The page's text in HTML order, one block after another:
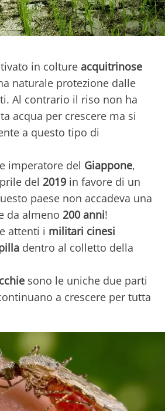
in colture acquitrinose
naturale protezione dalle
Al contrario il riso non ha
acqua per crescere ma si
a questo tipo di
imperatore del Giappone,
del 2019 in favore di un
paese non accadeva una
da almeno 200 anni!
attenti i militari cinesi
dentro al colletto della
sono le uniche due parti
a crescere per tutta